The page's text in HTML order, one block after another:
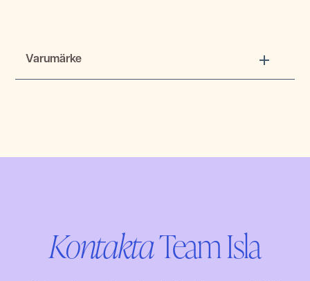
Varumärke
KontaktaTeam Isla